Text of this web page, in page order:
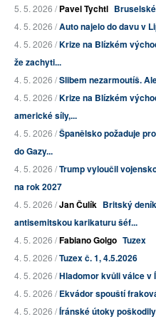
5. 5. 2026 /Pavel Tychtl
4. 5. 2026 /Auto najelo do davu v
4. 5. 2026 /Krize na Blízkém
že zachyti...
4. 5. 2026 /Slibem nezarmoutíš.
4. 5. 2026 /Krize na Blízkém
americké síly,...
4. 5. 2026 /Španělsko požaduje
do Gazy...
4. 5. 2026 /Trump vyloučil
na rok 2027
4. 5. 2026 /Jan Čulík Britský
antisemitskou karikaturu šéf...
4. 5. 2026 /Fabiano Golgo Tuzex
4. 5. 2026 /Tuzex č. 1, 4.5.2026
4. 5. 2026 /Hladomor kvůli válce v
4. 5. 2026 /Ekvádor spouští
4. 5. 2026 /Íránské útoky